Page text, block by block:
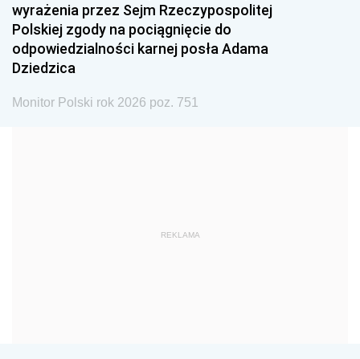
1990 1989
1987 1986 1985
1968
wyrażenia przez Sejm Rzeczypospolitej
Polskiej zgody na pociągnięcie do
odpowiedzialności karnej posła Adama
Dziedzica
Monitor Polski rok 2026 poz. 751
REKLAMA